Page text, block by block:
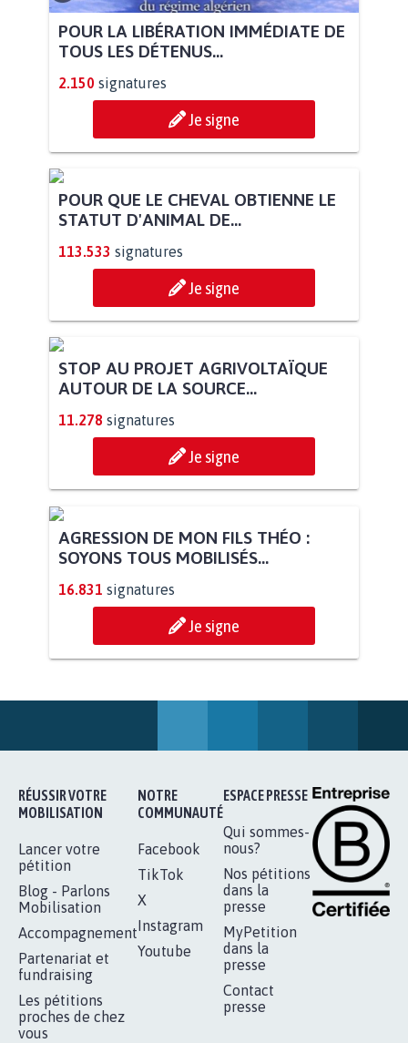
POUR LA LIBÉRATION IMMÉDIATE DE
TOUS LES DÉTENUS...
2.150 signatures
Je signe
POUR QUE LE CHEVAL OBTIENNE LE
STATUT D'ANIMAL DE...
113.533 signatures
Je signe
STOP AU PROJET AGRIVOLTAÏQUE
Je signe
AGRESSION DE MON FILS THÉO :
SOYONS TOUS MOBILISÉS...
16.831 signatures
Je signe